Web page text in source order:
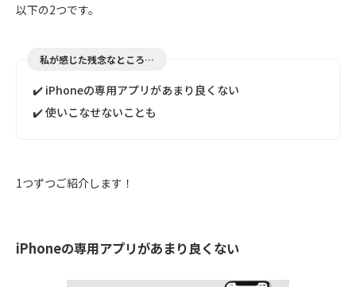
以下の2つです。
私が感じた残念なところ…
✔️ iPhoneの専用アプリがあまり良くない
✔️ 使いこなせないことも
1つずつご紹介します！
iPhoneの専用アプリがあまり良くない